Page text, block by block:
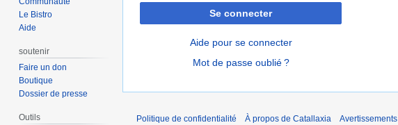
Se connecter
Aide pour se connecter
Mot de passe oublié ?
Le Bistro
Aide
soutenir
Faire un don
Boutique
Dossier de presse
Outils
Politique de confidentialité À propos de Catallaxia Avertissements